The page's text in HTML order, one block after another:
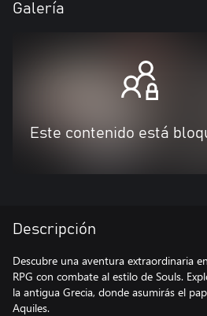
Galería
Este contenido está
Descripción
Descubre una aventura extraordinaria
RPG con combate al estilo de Souls.
la antigua Grecia, donde asumirás el
Aquiles.